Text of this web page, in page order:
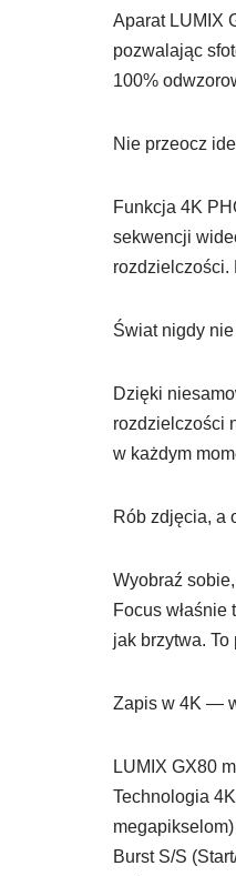
Aparat LUMIX
pozwalając
100%
Nie przeocz
Funkcja 4K
sekwencji
rozdzielczości.
Świat nigdy
Dzięki
rozdzielczości
w każdym
Rób zdjęcia, a
Wyobraź
Focus
jak brzytwa. To
Zapis w 4K —
LUMIX GX80
Technologia
Burst S/S